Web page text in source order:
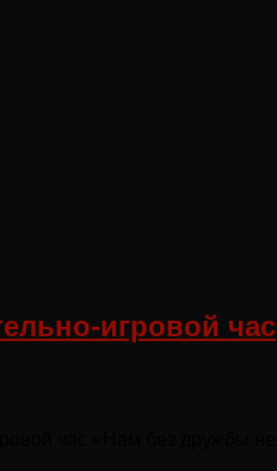
игровой час